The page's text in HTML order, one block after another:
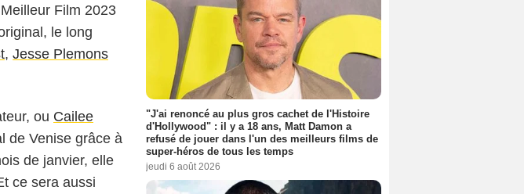
Film 2023
le long
, Jesse Plemons
ou Cailee
de Venise grâce à
de janvier, elle
ce sera aussi
"J'ai renoncé au plus gros cachet de l'Histoire
d'Hollywood" : il y a 18 ans, Matt Damon a
refusé de jouer dans l'un des meilleurs films de
super-héros de tous les temps
jeudi 6 août 2026